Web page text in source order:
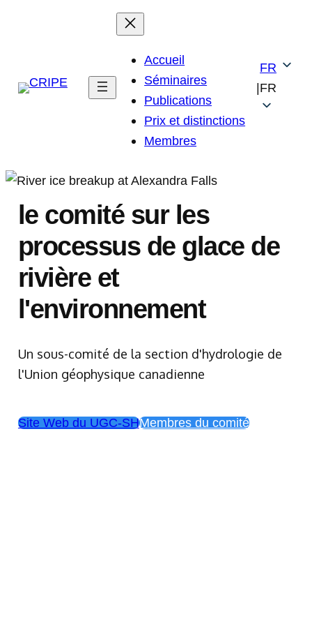
Accueil
Séminaires
Publications
Prix et distinctions
Membres
|
FR
FR
le comité sur les
processus de glace de
rivière et
l'environnement
Un sous-comité de la section d'hydrologie de
l'Union géophysique canadienne
Site Web du UGC-SHMembres du comité